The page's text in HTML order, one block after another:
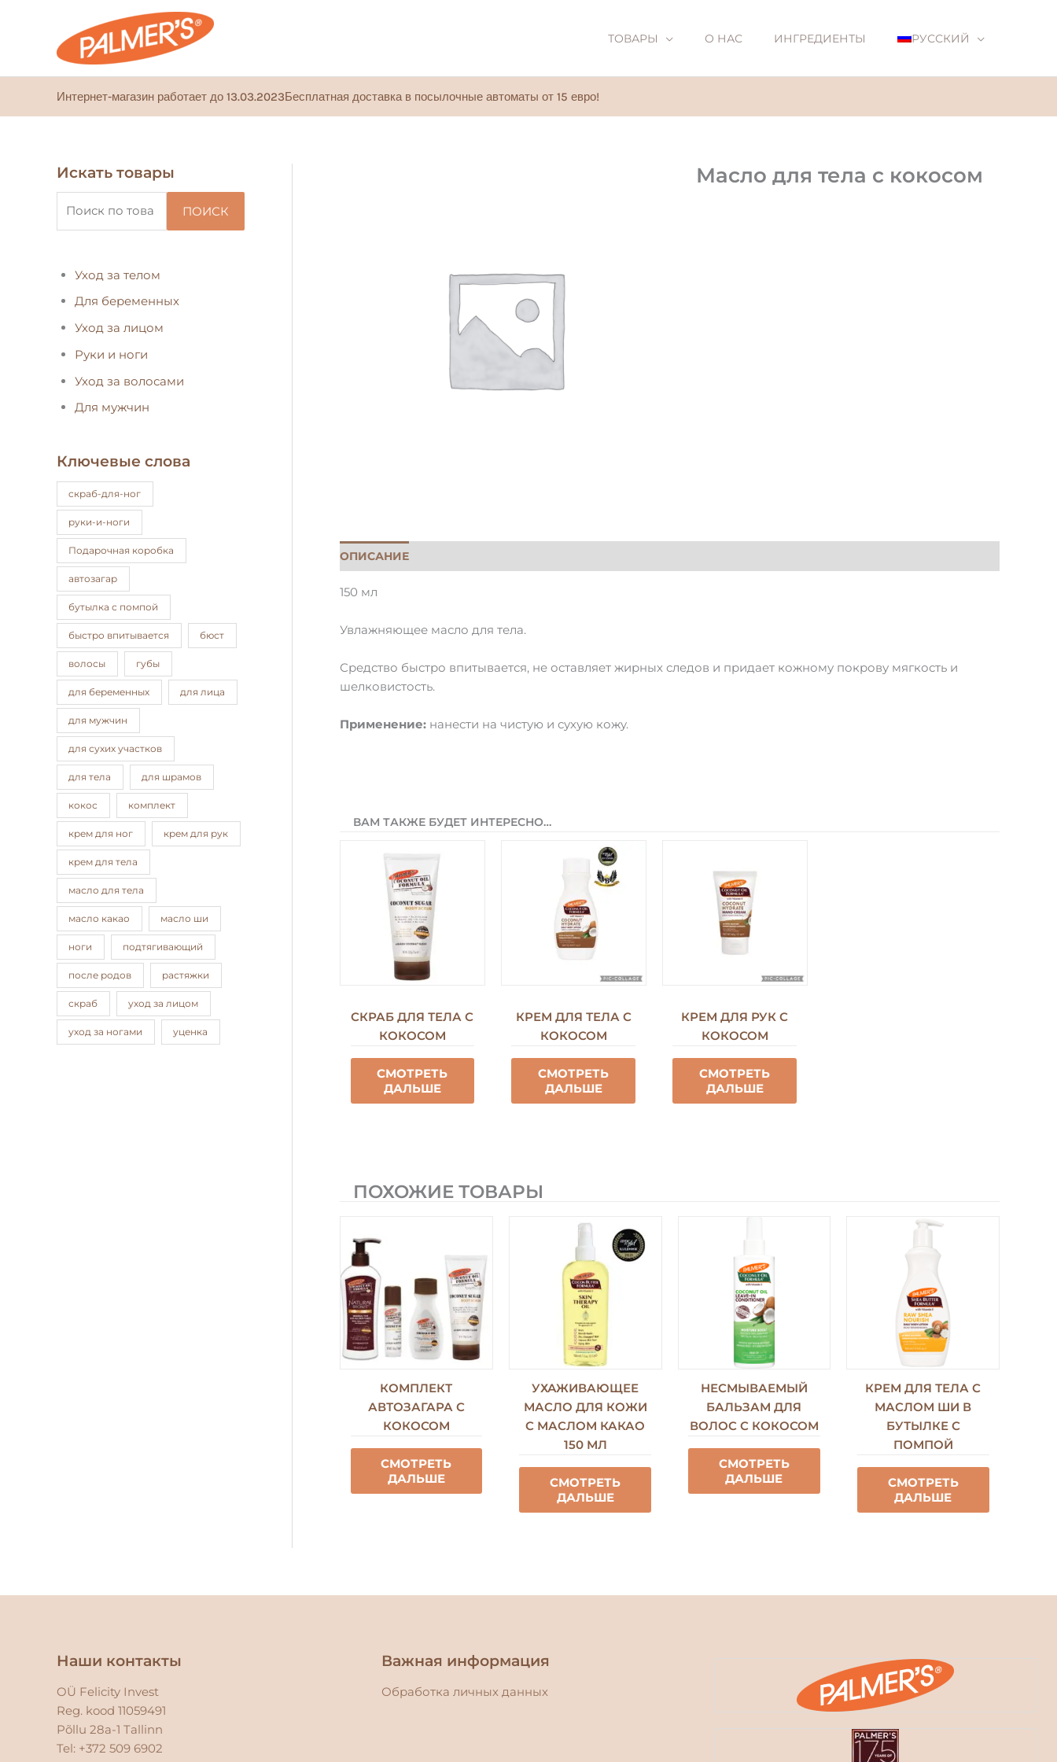
содержимому
ТОВАРЫ О НАС ИНГРЕДИЕНТЫ РУССКИЙ
Интернет-магазин работает до 13.03.2023Бесплатная доставка в посылочные автоматы от 15 евро!
Искать товары
И
с
ПОИСК
Уход за телом
Для беременных
Уход за лицом
Руки и ноги
Уход за волосами
Для мужчин
Ключевые слова
cкраб-для-ног
pуки-и-ноги
Подарочная коробка
автозагар
бутылка с помпой
быстро впитывается бюст
волосы губы
для беременных для лица
для мужчин
для сухих участков
для тела для шрамов
кокос комплект
крем для ног крем для рук
крем для тела
масло для тела
масло какао масло ши
ноги подтягивающий
после родов растяжки
скраб уход за лицом
уход за ногами уценка
Масло для тела с кокосом
ОПИСАНИЕ
150 мл
Увлажняющее масло для тела.
Средство быстро впитывается, не оставляет жирных следов и придает кожному покрову мягкость и
шелковистость.
Применение: нанести на чистую и сухую кожy.
ВАМ ТАКЖЕ БУДЕТ ИНТЕРЕСНО…
СКРАБ ДЛЯ ТЕЛА С
КОКОСОМ
СМОТРЕТЬ
ДАЛЬШЕ
КРЕМ ДЛЯ ТЕЛА С
КОКОСОМ
СМОТРЕТЬ
ДАЛЬШЕ
КРЕМ ДЛЯ РУК С
КОКОСОМ
СМОТРЕТЬ
ДАЛЬШЕ
ПОХОЖИЕ ТОВАРЫ
КОМПЛЕКТ
АВТОЗАГАРА С
КОКОСОМ
СМОТРЕТЬ
ДАЛЬШЕ
УХАЖИВАЮЩЕЕ
МАСЛО ДЛЯ КОЖИ
С МАСЛОМ КАКАО
150 МЛ
СМОТРЕТЬ
ДАЛЬШЕ
НЕСМЫВАЕМЫЙ
БАЛЬЗАМ ДЛЯ
ВОЛОС С КОКОСОМ
СМОТРЕТЬ
ДАЛЬШЕ
КРЕМ ДЛЯ ТЕЛА С
МАСЛОМ ШИ В
БУТЫЛКЕ С
ПОМПОЙ
СМОТРЕТЬ
ДАЛЬШЕ
Наши контакты
OÜ Felicity Invest
Reg. kood 11059491
Põllu 28a-1 Tallinn
Tel: +372 509 6902
Facebook
Важная информация
Обработка личных данных